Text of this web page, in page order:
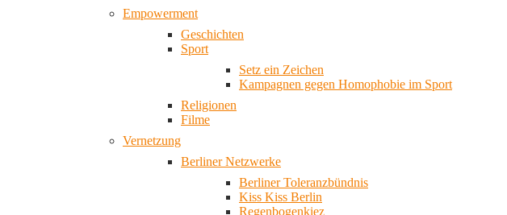
Empowerment
Geschichten
Sport
Setz ein Zeichen
Kampagnen gegen Homophobie im Sport
Religionen
Filme
Vernetzung
Berliner Netzwerke
Berliner Toleranzbündnis
Kiss Kiss Berlin
Regenbogenkiez